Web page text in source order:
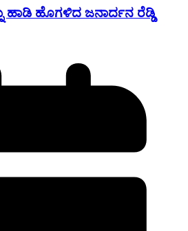
ಹಾಡಿ ಹೊಗಳಿದ ಜನಾರ್ದನ ರೆಡ್ಡಿ